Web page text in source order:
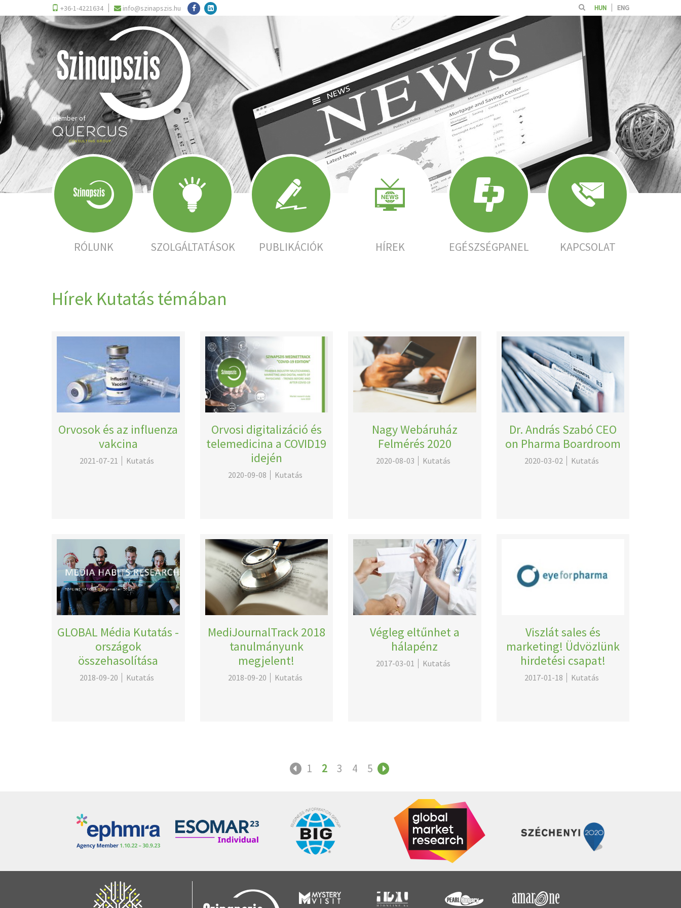
+36-1-4221634 info@szinapszis.hu HUN ENG
member of
RÓLUNK SZOLGÁLTATÁSOK PUBLIKÁCIÓK HÍREK EGÉSZSÉGPANEL KAPCSOLAT
Hírek Kutatás témában
Orvosok és az influenza
vakcina
2021-07-21 Kutatás
Orvosi digitalizáció és
telemedicina a COVID19
idején
2020-09-08 Kutatás
Nagy Webáruház
Felmérés 2020
2020-08-03 Kutatás
Dr. András Szabó CEO
on Pharma Boardroom
2020-03-02 Kutatás
GLOBAL Média Kutatás -
országok
összehasolítása
2018-09-20 Kutatás
MediJournalTrack 2018
tanulmányunk
megjelent!
2018-09-20 Kutatás
Végleg eltűnhet a
hálapénz
2017-03-01 Kutatás
Viszlát sales és
marketing! Üdvözlünk
hirdetési csapat!
2017-01-18 Kutatás
1 2 3 4 5